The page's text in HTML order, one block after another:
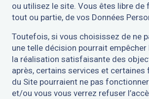
ou utilisez le site. Vous êtes libre de
tout ou partie, de vos Données
Toutefois, si vous choisissez de ne
une telle décision pourrait
la réalisation satisfaisante des
après, certains services et
du Site pourraient ne pas
et/ou vous vous verrez refuser